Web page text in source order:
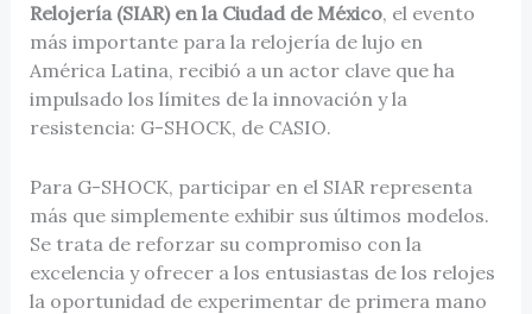
Relojería (SIAR) en la Ciudad de México, el evento
más importante para la relojería de lujo en
América Latina, recibió a un actor clave que ha
impulsado los límites de la innovación y la
resistencia: G-SHOCK, de CASIO.
Para G-SHOCK, participar en el SIAR representa
más que simplemente exhibir sus últimos modelos.
Se trata de reforzar su compromiso con la
excelencia y ofrecer a los entusiastas de los relojes
la oportunidad de experimentar de primera mano